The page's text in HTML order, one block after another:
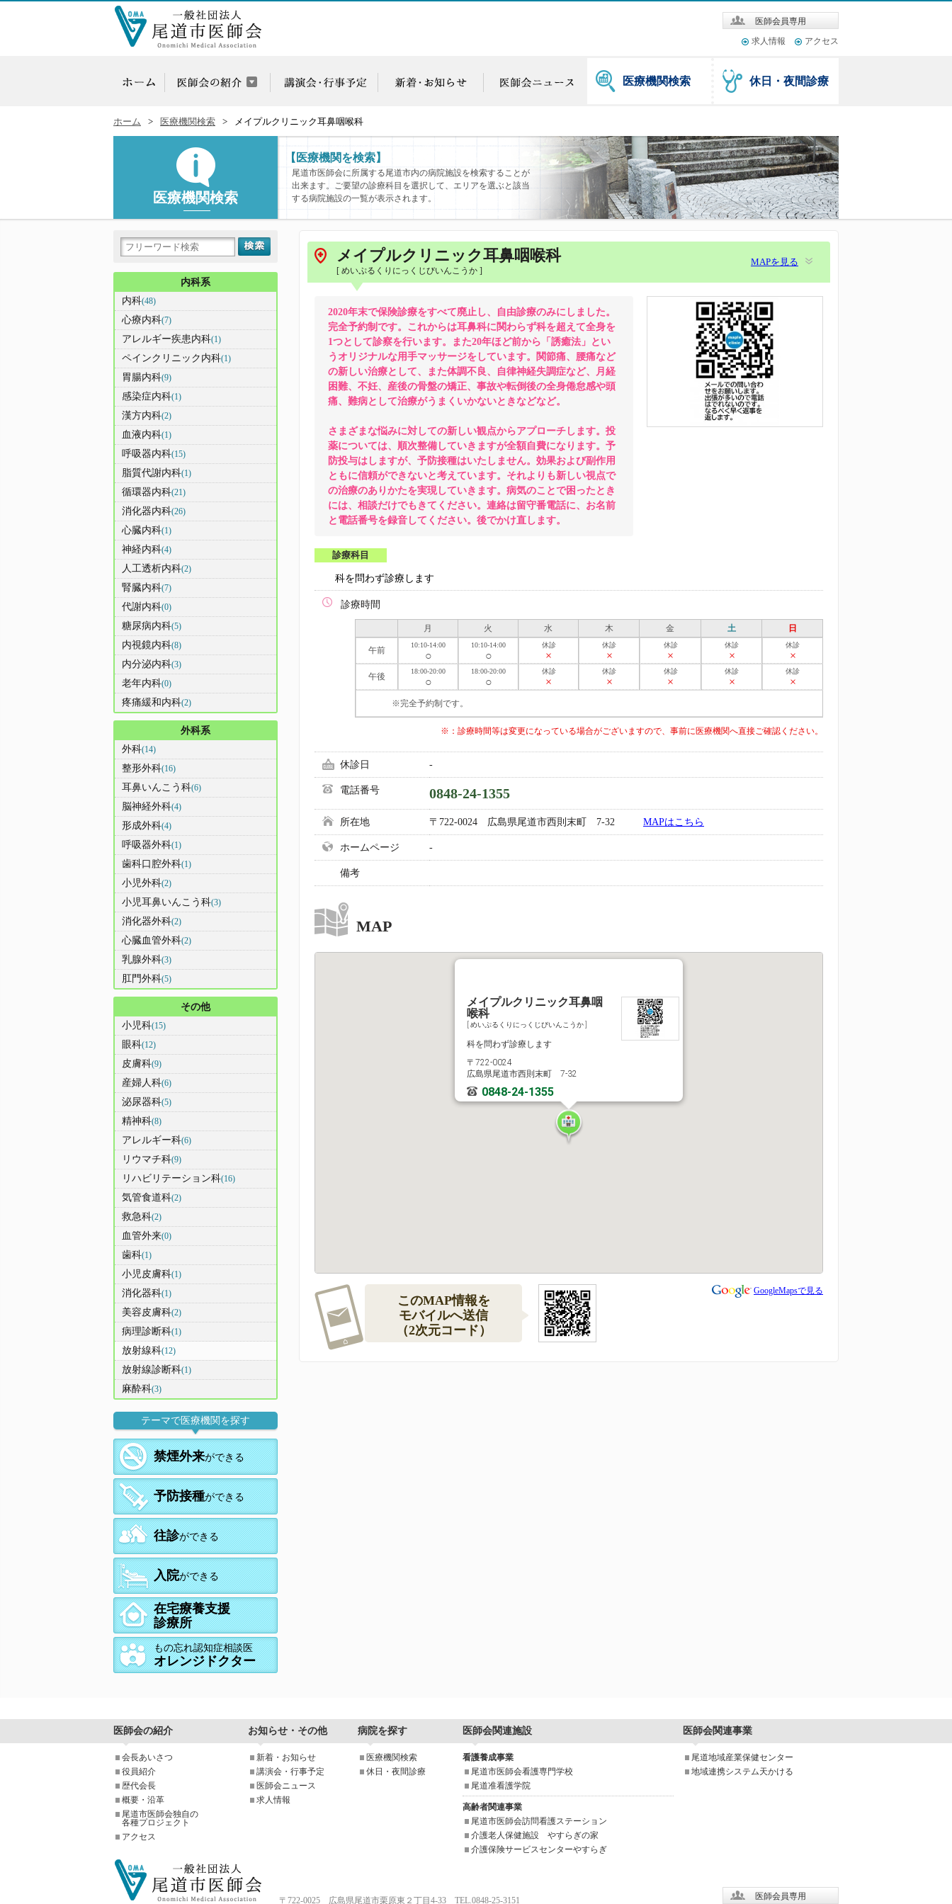
医師会員専用
アクセス
求人情報
医療機関検索 休日・夜間診療
ホーム 医療機関検索 メイプルクリニック耳鼻咽喉科
医療機関検索
【医療機関を検索】
尾道市医師会に所属する尾道市内の病院施設を検索することが
出来ます。ご要望の診療科目を選択して、エリアを選ぶと該当
する病院施設の一覧が表示されます。
メイプルクリニック耳鼻咽喉科
[ めいぷるくりにっくじびいんこうか ]
MAPを見る
2020年末で保険診療をすべて廃止し、自由診療のみにしました。
完全予約制です。これからは耳鼻科に関わらず科を超えて全身を
1つとして診察を行います。また20年ほど前から「誘癒法」とい
うオリジナルな用手マッサージをしています。関節痛、腰痛など
の新しい治療として、また体調不良、自律神経失調症など、月経
困難、不妊、産後の骨盤の矯正、事故や転倒後の全身倦怠感や頭
痛、難病として治療がうまくいかないときなどなど。
さまざまな悩みに対しての新しい観点からアプローチします。投
薬については、順次整備していきますが全額自費になります。予
防投与はしますが、予防接種はいたしません。効果および副作用
ともに信頼ができないと考えています。それよりも新しい視点で
の治療のありかたを実現していきます。病気のことで困ったとき
には、相談だけでもきてください。連絡は留守番電話に、お名前
と電話番号を録音してください。後でかけ直します。
診療科目
科を問わず診療します
診療時間
月 火 水 木 金 土 日
午前
10:10-14:00
○
10:10-14:00
○
休診
×
休診
×
休診
×
休診
×
休診
×
午後
18:00-20:00
○
18:00-20:00
○
休診
×
休診
×
休診
×
休診
×
休診
×
※完全予約制です。
※：診療時間等は変更になっている場合がございますので、事前に医療機関へ直接ご確認ください。
休診日 -
電話番号 0848-24-1355
所在地 〒722-0024 広島県尾道市西則末町 7-32 MAPはこちら
ホームページ -
備考
MAP
メイプルクリニック耳鼻咽
喉科
[ めいぷるくりにっくじびいんこうか ]
科を問わず診療します
〒722-0024
広島県尾道市西則末町 7-32
0848-24-1355
GoogleMapsで見る
このMAP情報を
モバイルへ送信
（2次元コード）
内科系
内科(48)
心療内科(7)
アレルギー疾患内科(1)
ペインクリニック内科(1)
胃腸内科(9)
感染症内科(1)
漢方内科(2)
血液内科(1)
呼吸器内科(15)
脂質代謝内科(1)
循環器内科(21)
消化器内科(26)
心臓内科(1)
神経内科(4)
人工透析内科(2)
腎臓内科(7)
代謝内科(0)
糖尿病内科(5)
内視鏡内科(8)
内分泌内科(3)
老年内科(0)
疼痛緩和内科(2)
外科系
外科(14)
整形外科(16)
耳鼻いんこう科(6)
脳神経外科(4)
形成外科(4)
呼吸器外科(1)
歯科口腔外科(1)
小児外科(2)
小児耳鼻いんこう科(3)
消化器外科(2)
心臓血管外科(2)
乳腺外科(3)
肛門外科(5)
その他
小児科(15)
眼科(12)
皮膚科(9)
産婦人科(6)
泌尿器科(5)
精神科(8)
アレルギー科(6)
リウマチ科(9)
リハビリテーション科(16)
気管食道科(2)
救急科(2)
血管外来(0)
歯科(1)
小児皮膚科(1)
消化器科(1)
美容皮膚科(2)
病理診断科(1)
放射線科(12)
放射線診断科(1)
麻酔科(3)
テーマで医療機関を探す
禁煙外来ができる
予防接種ができる
往診ができる
入院ができる
在宅療養支援
診療所
もの忘れ認知症相談医
オレンジドクター
医師会の紹介 お知らせ・その他 病院を探す 医師会関連施設 医師会関連事業
会長あいさつ
役員紹介
歴代会長
概要・沿革
尾道市医師会独自の
各種プロジェクト
アクセス
新着・お知らせ
講演会・行事予定
医師会ニュース
求人情報
医療機関検索
休日・夜間診療
看護養成事業
尾道市医師会看護専門学校
尾道准看護学院
高齢者関連事業
尾道市医師会訪問看護ステーション
介護老人保健施設 やすらぎの家
介護保険サービスセンターやすらぎ
尾道地域産業保健センター
地域連携システム天かける
〒722-0025 広島県尾道市栗原東２丁目4-33 TEL.0848-25-3151 医師会員専用